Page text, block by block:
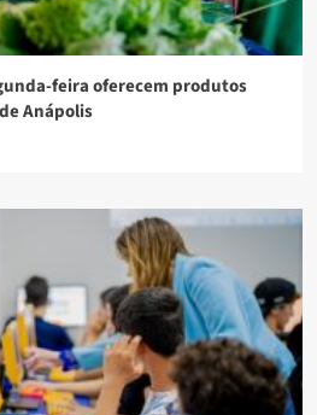
feira oferecem produtos
Anápolis